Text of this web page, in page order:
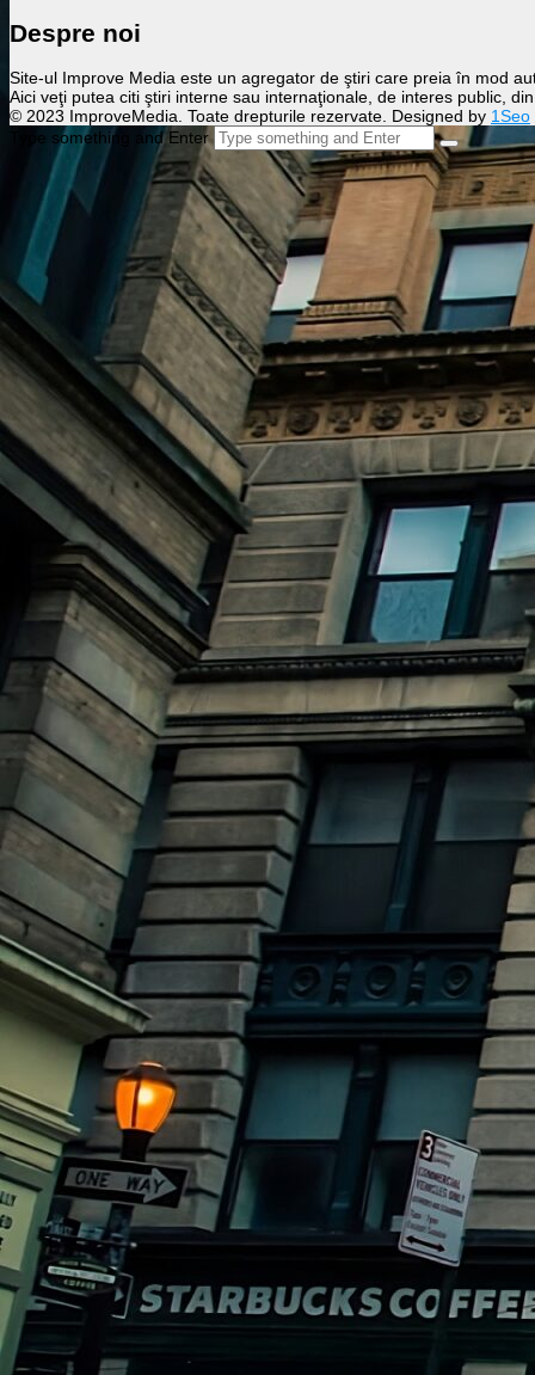
Despre noi
Site-ul Improve Media este un agregator de ştiri care preia în mod
Aici veţi putea citi ştiri interne sau internaţionale, de interes public,
© 2023 ImproveMedia. Toate drepturile rezervate. Designed by 1Seo
Type something and Enter